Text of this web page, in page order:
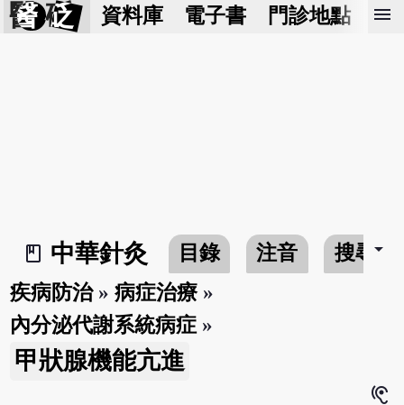
醫 砭 資料庫 電子書 門診地點 預
menu
book_2
中華針灸 目錄 注音 搜尋arrow_drop_down
疾病防治»病症治療»
內分泌代謝系統病症 »
甲狀腺機能亢進
hearing